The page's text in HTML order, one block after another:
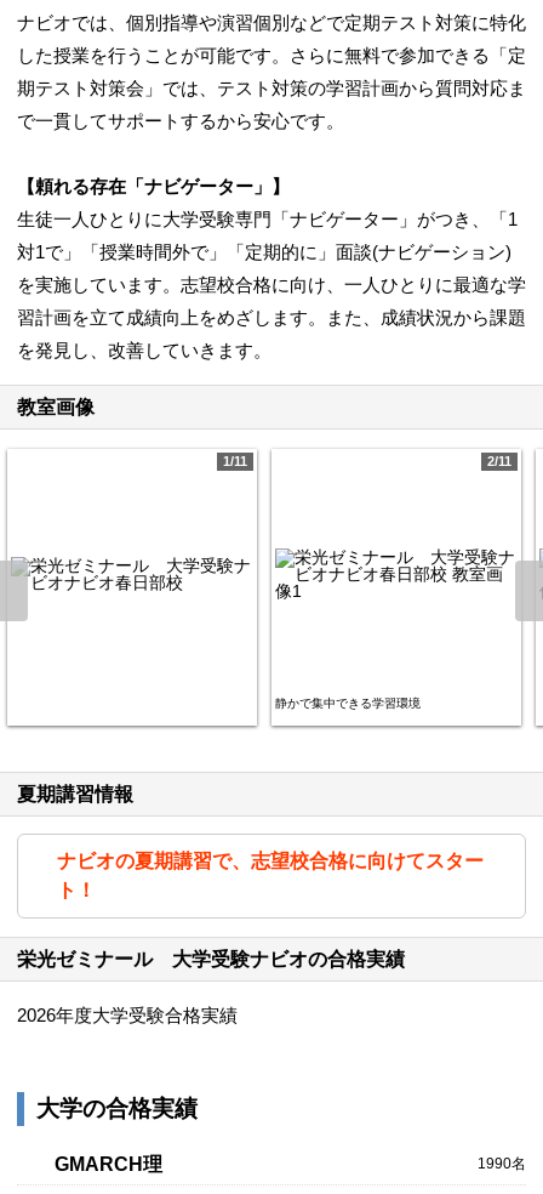
ナビオでは、個別指導や演習個別などで定期テスト対策に特化
した授業を行うことが可能です。さらに無料で参加できる「定
期テスト対策会」では、テスト対策の学習計画から質問対応ま
で一貫してサポートするから安心です。
【頼れる存在「ナビゲーター」】
生徒一人ひとりに大学受験専門「ナビゲーター」がつき、「1
対1で」「授業時間外で」「定期的に」面談(ナビゲーション)
を実施しています。志望校合格に向け、一人ひとりに最適な学
習計画を立て成績向上をめざします。また、成績状況から課題
を発見し、改善していきます。
教室画像
1/11 2/11
静かで集中できる学習環境
夏期講習情報
ナビオの夏期講習で、志望校合格に向けてスター
ト！
栄光ゼミナール 大学受験ナビオの合格実績
2026年度大学受験合格実績
大学の合格実績
GMARCH理 1990名